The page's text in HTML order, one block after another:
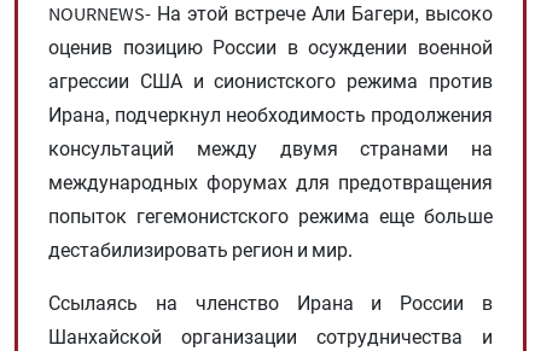
NOURNEWS- На этой встрече Али Багери, высоко
оценив позицию России в осуждении военной
агрессии США и сионистского режима против
Ирана, подчеркнул необходимость продолжения
консультаций между двумя странами на
международных форумах для предотвращения
попыток гегемонистского режима еще больше
дестабилизировать регион и мир.
Ссылаясь на членство Ирана и России в
Шанхайской организации сотрудничества и